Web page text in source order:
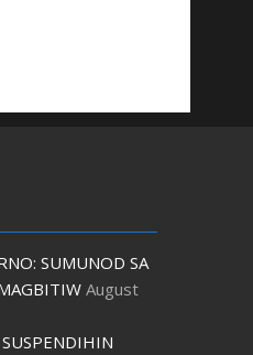
SUMUNOD SA
August